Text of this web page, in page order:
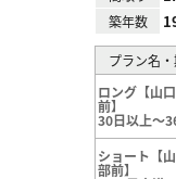
築年数
プラン名
ロング【山
前】
30日以上～
ショート【
部前】